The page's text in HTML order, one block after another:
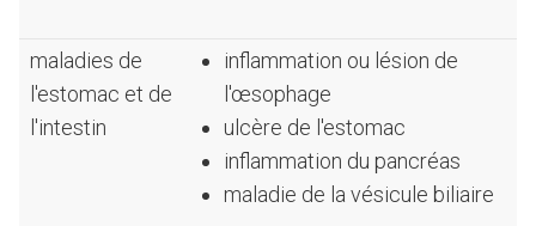
maladies de
l'estomac et de
l'intestin
inflammation ou lésion de
l'œsophage
ulcère de l'estomac
inflammation du pancréas
maladie de la vésicule biliaire